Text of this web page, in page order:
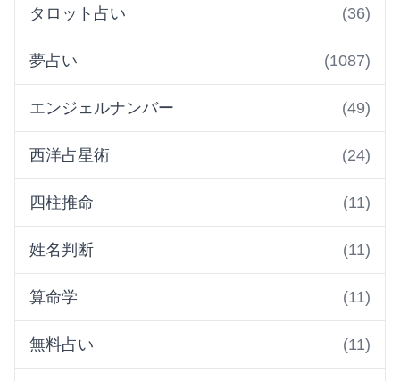
タロット占い (36)
夢占い (1087)
エンジェルナンバー (49)
西洋占星術 (24)
四柱推命 (11)
姓名判断 (11)
算命学 (11)
無料占い (11)